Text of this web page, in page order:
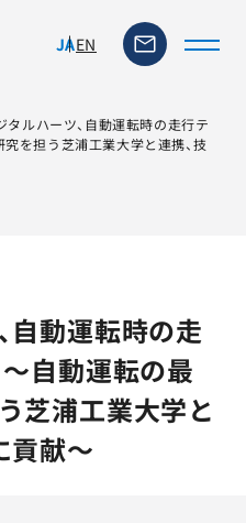
JAEN
タルハーツ、自動運転時の走行テ
を担う芝浦工業大学と連携、技
自動運転時の走
自動運転の最
芝浦工業大学と
貢献～